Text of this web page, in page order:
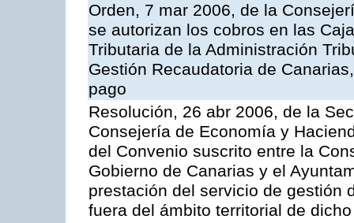
Orden, 7 mar 2006, de la
se autorizan los cobros en las
Tributaria de la Administración
Gestión Recaudatoria de
pago
Resolución, 26 abr 2006, de la
Consejería de Economía y
del Convenio suscrito entre la
Gobierno de Canarias y el
prestación del servicio de gestión
fuera del ámbito territorial de